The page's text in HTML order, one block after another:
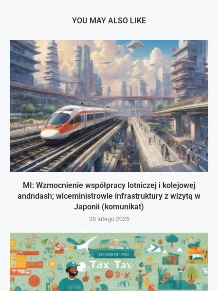
YOU MAY ALSO LIKE
MI: Wzmocnienie współpracy lotniczej i kolejowej
andndash; wiceministrowie infrastruktury z wizytą w
Japonii (komunikat)
28 lutego 2025